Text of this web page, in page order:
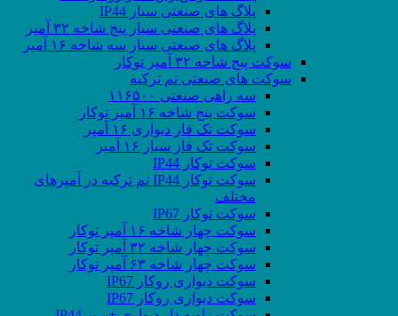
پلاگ های صنعتی سیار IP44
پلاگ های صنعتی سیار پنج شاخه ۳۲ آمپر
پلاگ های صنعتی سیار سه شاخه ۱۶ آمپر
سوکت پنج شاخه ۳۲ آمپر توکار
سوکت های صنعتی تم ترکیه
سه راهی صنعتی ۱۱۶۵۰۰
سوکت پنج شاخه ۱۶ آمپر توکار
سوکت تک فاز دیواری ۱۶ آمپر
سوکت تک فاز سیار ۱۶ آمپر
سوکت توکار IP44
سوکت توکار IP44 تم ترکیه در آمپرهای
مختلف
سوکت توکار IP67
سوکت چهار شاخه ۱۶ آمپر توکار
سوکت چهار شاخه ۳۲ آمپر توکار
سوکت چهار شاخه ۶۳ آمپر توکار
سوکت دیواری روکار IP67
سوکت دیواری روکار IP67